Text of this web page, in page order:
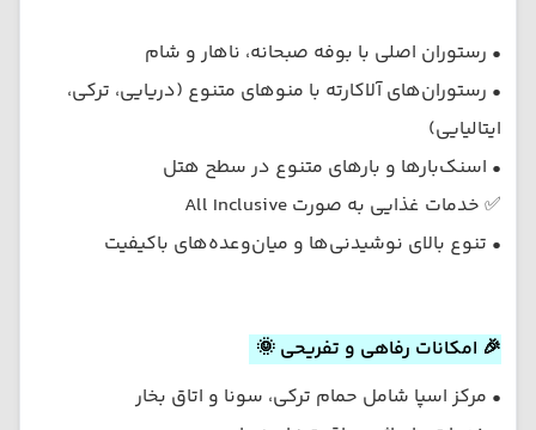
• رستوران اصلی با بوفه صبحانه، ناهار و شام
• رستوران‌های آلاکارته با منوهای متنوع (دریایی، ترکی،
ایتالیایی)
• اسنک‌بارها و بارهای متنوع در سطح هتل
✅ خدمات غذایی به صورت All Inclusive
• تنوع بالای نوشیدنی‌ها و میان‌وعده‌های باکیفیت
🎉 امکانات رفاهی و تفریحی 🌞
• مرکز اسپا شامل حمام ترکی، سونا و اتاق بخار